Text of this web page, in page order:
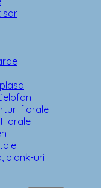
florale
blank-uri